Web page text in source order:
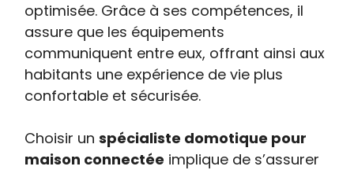
optimisée. Grâce à ses compétences, il
assure que les équipements
communiquent entre eux, offrant ainsi aux
habitants une expérience de vie plus
confortable et sécurisée.
Choisir unspécialiste domotique pour
maison connectée implique de s’assurer